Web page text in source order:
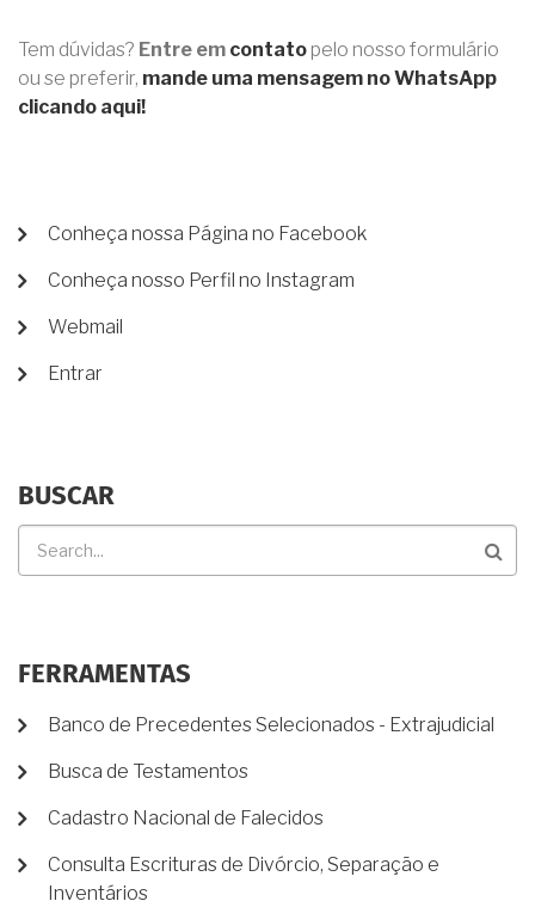
Tem dúvidas? Entre em contato pelo nosso formulário
ou se preferir, mande uma mensagem no WhatsApp
clicando aqui!
MENU
CONTA
DE
Conheça nossa Página no Facebook
Conheça nosso Perfil no Instagram
Webmail
Entrar
BUSCAR
FERRAMENTAS
Banco de Precedentes Selecionados - Extrajudicial
Busca de Testamentos
Cadastro Nacional de Falecidos
Consulta Escrituras de Divórcio, Separação e
Inventários